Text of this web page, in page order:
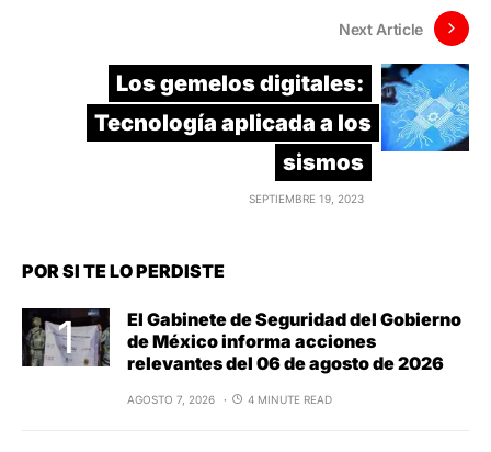
Next Article
Los gemelos digitales:
Tecnología aplicada a los
sismos
SEPTIEMBRE 19, 2023
POR SI TE LO PERDISTE
El Gabinete de Seguridad del Gobierno
de México informa acciones
relevantes del 06 de agosto de 2026
AGOSTO 7, 2026 4 MINUTE READ